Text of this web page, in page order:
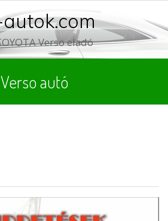
Verso eladó
autó